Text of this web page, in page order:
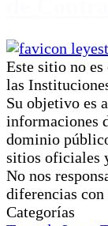
Este sitio no
las
Su objetivo es
informaciones
dominio
sitios oficiales
No nos
diferencias
Categorías